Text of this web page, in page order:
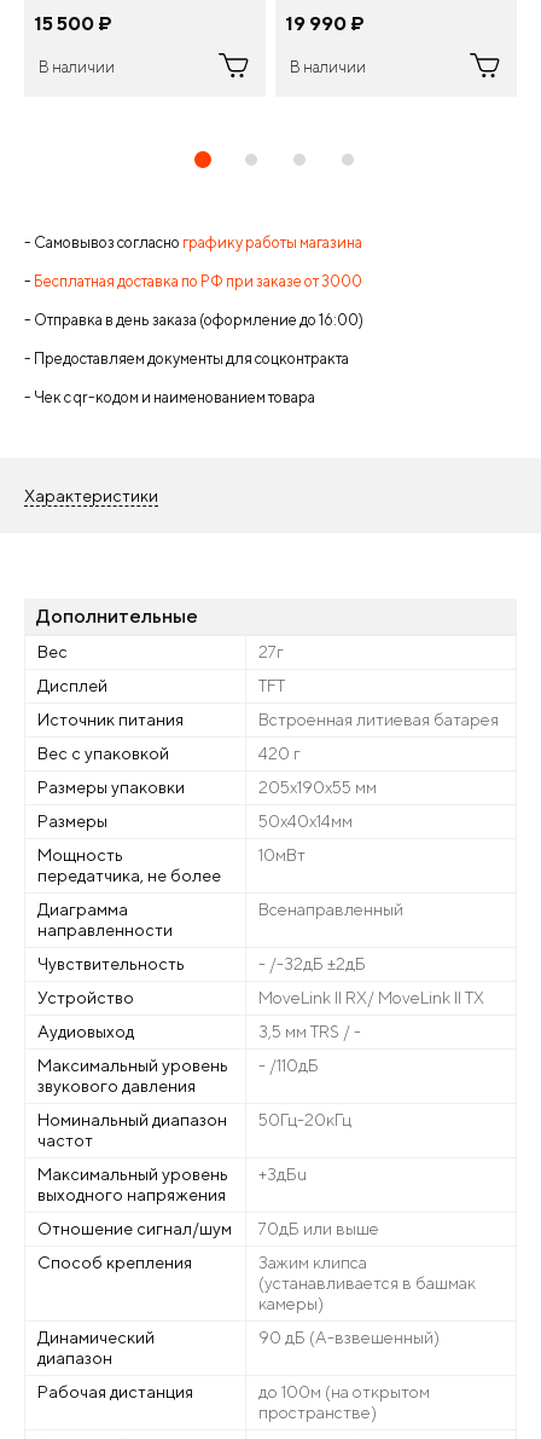
разъем Lighting (iPhone)
15 500 ¤
В наличии
19 990 ¤
В наличии
- Самовывоз согласно графику работы магазина
- Бесплатная доставка по РФ при заказе от 3000
- Отправка в день заказа (оформление до 16:00)
- Предоставляем документы для соцконтракта
- Чек с qr-кодом и наименованием товара
Характеристики
Дополнительные
Вес
27г
Дисплей
TFT
Источник питания
Встроенная литиевая батарея
Вес с упаковкой
420 г
Размеры упаковки
205х190х55 мм
Размеры
50х40х14мм
Мощность
передатчика, не более
10мВт
Диаграмма
направленности
Всенаправленный
Чувствительность
- /-32дБ ±2дБ
Устройство
MoveLink II RX/ MoveLink II TX
Аудиовыход
3,5 мм TRS / -
Максимальный уровень
звукового давления
- /110дБ
Номинальный диапазон
частот
50Гц-20кГц
Максимальный уровень
выходного напряжения
+3дБu
Отношение сигнал/шум
70дБ или выше
Способ крепления
Зажим клипса
(устанавливается в башмак
камеры)
Динамический
диапазон
90 дБ (А-взвешенный)
Рабочая дистанция
до 100м (на открытом
пространстве)